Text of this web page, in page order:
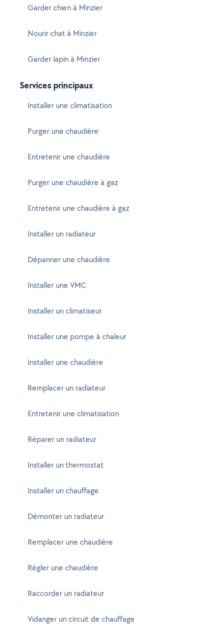
Garder chien à Minzier
Nourir chat à Minzier
Garder lapin à Minzier
Services principaux
Installer une climatisation
Purger une chaudière
Entretenir une chaudière
Purger une chaudière à gaz
Entretenir une chaudière à gaz
Installer un radiateur
Dépanner une chaudière
Installer une VMC
Installer un climatiseur
Installer une pompe à chaleur
Installer une chaudière
Remplacer un radiateur
Entretenir une climatisation
Réparer un radiateur
Installer un thermostat
Installer un chauffage
Démonter un radiateur
Remplacer une chaudière
Régler une chaudière
Raccorder un radiateur
Vidanger un circuit de chauffage